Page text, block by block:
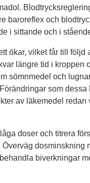
baroreflex och
i sittande och i
ökar, vilket får till följd
längre tid i kroppen
sömnmedel och
som dessa
av läkemedel redan
doser och titrera
Överväg dosminskning
biverkningar